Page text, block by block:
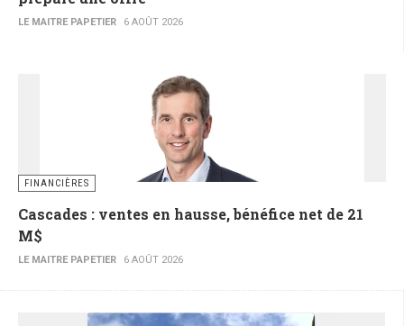
LE MAITRE PAPETIER 6 AOÛT 2026
FINANCIÈRES
Cascades : ventes en hausse, bénéfice net de 21
M$
LE MAITRE PAPETIER 6 AOÛT 2026